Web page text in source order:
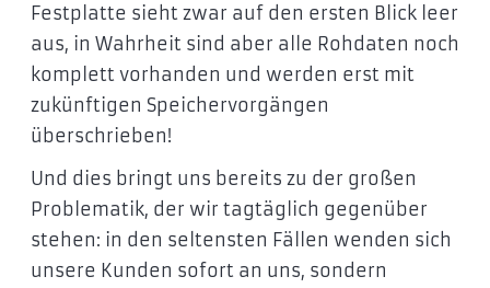
Festplatte sieht zwar auf den ersten Blick leer
aus, in Wahrheit sind aber alle Rohdaten noch
komplett vorhanden und werden erst mit
zukünftigen Speichervorgängen
überschrieben!
Und dies bringt uns bereits zu der großen
Problematik, der wir tagtäglich gegenüber
stehen: in den seltensten Fällen wenden sich
unsere Kunden sofort an uns, sondern